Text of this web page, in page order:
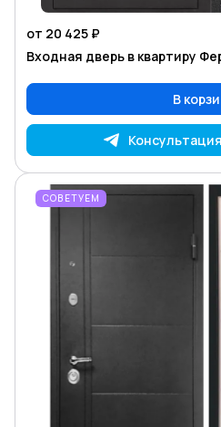
от 20 425 ₽
Входная дверь в квартиру
В
СОВЕТУЕМ